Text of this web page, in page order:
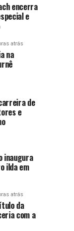
encerra
e
atrás
na
de
e
inaugura
ilda em
atrás
da
com a